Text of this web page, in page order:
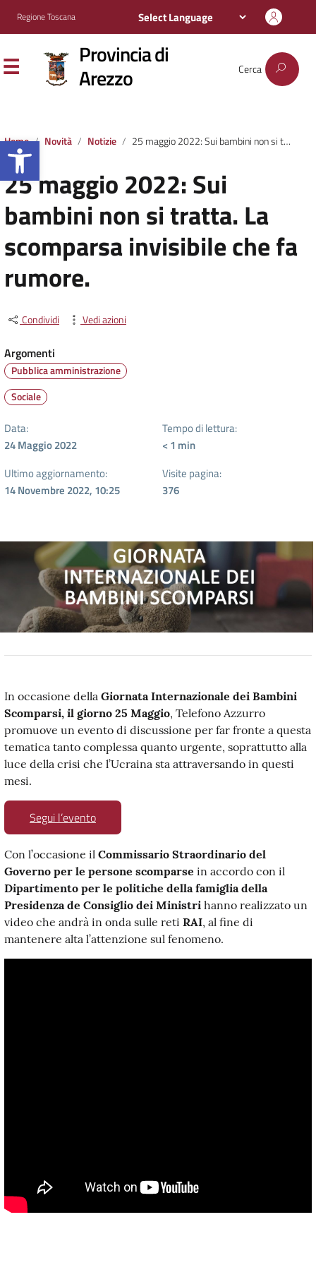
Apri la barra degli strumenti
Regione Toscana
Provincia di
Arezzo Cerca
Home Novità Notizie 25 maggio 2022: Sui bambini non si tratta. La scomparsa invisibile che fa rumore.
25 maggio 2022: Sui
bambini non si tratta. La
scomparsa invisibile che fa
rumore.
Condividi Vedi azioni
Argomenti
Pubblica amministrazione
Sociale
Data:
24 Maggio 2022
Tempo di lettura:
< 1 min
Ultimo aggiornamento:
14 Novembre 2022, 10:25
Visite pagina:
376
In occasione della Giornata Internazionale dei Bambini
Scomparsi, il giorno 25 Maggio, Telefono Azzurro
promuove un evento di discussione per far fronte a questa
tematica tanto complessa quanto urgente, soprattutto alla
luce della crisi che l’Ucraina sta attraversando in questi
mesi.
Segui l’evento
Con l’occasione il Commissario Straordinario del
Governo per le persone scomparse in accordo con il
Dipartimento per le politiche della famiglia della
Presidenza de Consiglio dei Ministri hanno realizzato un
video che andrà in onda sulle reti RAI, al fine di
mantenere alta l’attenzione sul fenomeno.